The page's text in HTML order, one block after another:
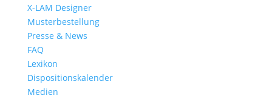
X-LAM Designer
Musterbestellung
Presse & News
FAQ
Lexikon
Dispositionskalender
Medien